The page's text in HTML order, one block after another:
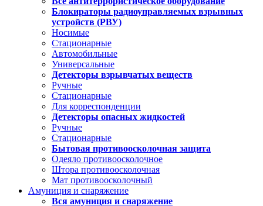
Блокираторы радиоуправляемых взрывных
устройств (РВУ)
Носимые
Стационарные
Автомобильные
Универсальные
Детекторы взрывчатых веществ
Ручные
Стационарные
Для корреспонденции
Детекторы опасных жидкостей
Ручные
Стационарные
Бытовая противоосколочная защита
Одеяло противоосколочное
Штора противоосколочная
Мат противоосколочный
Амуниция и снаряжение
Вся амуниция и снаряжение